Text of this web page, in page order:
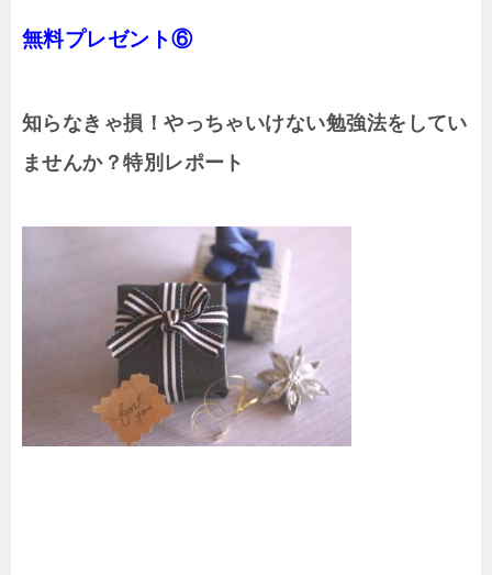
無料プレゼント⑥
知らなきゃ損！やっちゃいけない勉強法をしてい
ませんか？特別レポート